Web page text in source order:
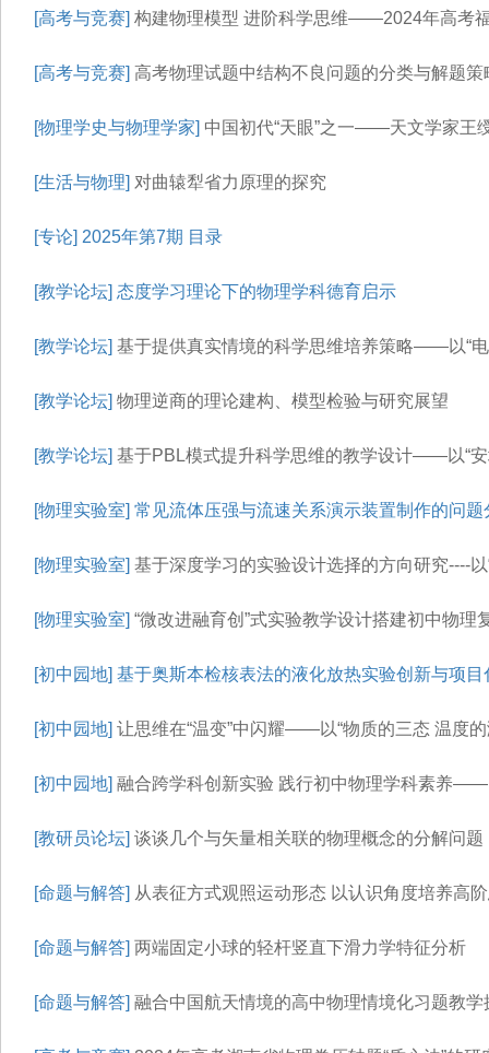
[高考与竞赛] 构建物理模型 进阶科学思维——2024年高考
[高考与竞赛] 高考物理试题中结构不良问题的分类与解题
[物理学史与物理学家] 中国初代“天眼”之一——天文学家王
[生活与物理] 对曲辕犁省力原理的探究
[专论] 2025年第7期 目录
[教学论坛] 态度学习理论下的物理学科德育启示
[教学论坛] 基于提供真实情境的科学思维培养策略——以“
[教学论坛] 物理逆商的理论建构、模型检验与研究展望
[教学论坛] 基于PBL模式提升科学思维的教学设计——以“安
[物理实验室] 常见流体压强与流速关系演示装置制作的问
[物理实验室] 基于深度学习的实验设计选择的方向研究----
[物理实验室] “微改进融育创”式实验教学设计搭建初中物
[初中园地] 基于奥斯本检核表法的液化放热实验创新与项目
[初中园地] 让思维在“温变”中闪耀——以“物质的三态 温度的
[初中园地] 融合跨学科创新实验 践行初中物理学科素养——
[教研员论坛] 谈谈几个与矢量相关联的物理概念的分解问题
[命题与解答] 从表征方式观照运动形态 以认识角度培养
[命题与解答] 两端固定小球的轻杆竖直下滑力学特征分析
[命题与解答] 融合中国航天情境的高中物理情境化习题教